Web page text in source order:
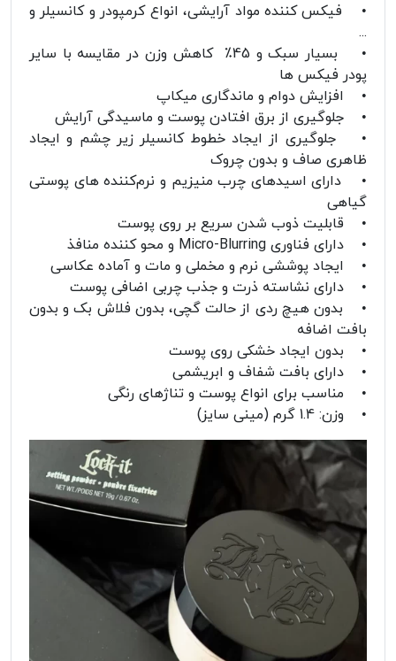
• فیکس کننده مواد آرایشی، انواع کرمپودر و کانسیلر و
...
• بسیار سبک و 45٪ کاهش وزن در مقایسه با سایر
پودر فیکس ها
• افزایش دوام و ماندگاری میکاپ
• جلوگیری از برق افتادن پوست و ماسیدگی آرایش
• جلوگیری از ایجاد خطوط کانسیلر زیر چشم و ایجاد
ظاهری صاف و بدون چروک
• دارای اسیدهای چرب منیزیم و نرم‌کننده های پوستی
گیاهی
• قابلیت ذوب شدن سریع بر روی پوست
• دارای فناوری Micro-Blurring و محو کننده منافذ
• ایجاد پوششی نرم و مخملی و مات و آماده عکاسی
• دارای نشاسته ذرت و جذب چربی اضافی پوست
• بدون هیچ ردی از حالت گچی، بدون فلاش بک و بدون
بافت اضافه
• بدون ایجاد خشکی روی پوست
• دارای بافت شفاف و ابریشمی
• مناسب برای انواع پوست و تناژهای رنگی
• وزن: 1.4 گرم (مینی سایز)